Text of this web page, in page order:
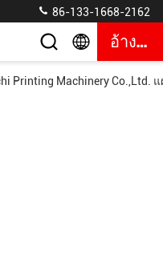
86-133-1668-2162
อ้างอิง
Printing Machinery Co.,Ltd.